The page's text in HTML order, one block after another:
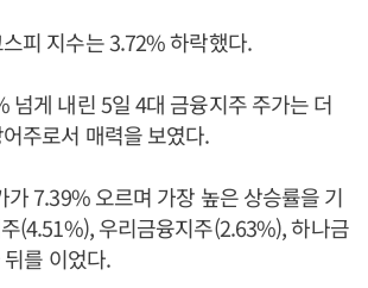
피 지수는 3.72% 하락했다.
넘게 내린 5일 4대 금융지주 주가는 더
주로서 매력을 보였다.
가 7.39% 오르며 가장 높은 상승률을 기
(4.51%), 우리금융지주(2.63%), 하나금
를 이었다.